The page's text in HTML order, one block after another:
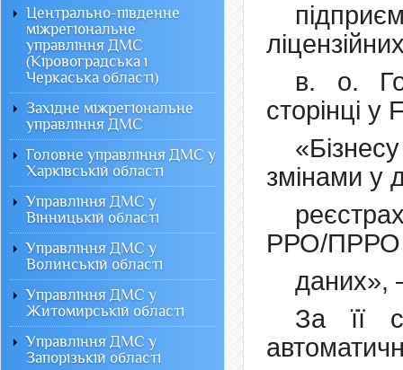
в. о.
сторінці у
змінами у
РРО/ПРРО
даних»,
За її
Центрально-південне
міжрегіональне
управління ДМС
(Кіровоградська і
Черкаська області)
Західне міжрегіональне
управління ДМС
Головне управління ДМС у
Харківській області
Управління ДМС у
Вінницькій області
Управління ДМС у
Волинській області
Управління ДМС у
Житомирській області
Управління ДМС у
Запорізькій області